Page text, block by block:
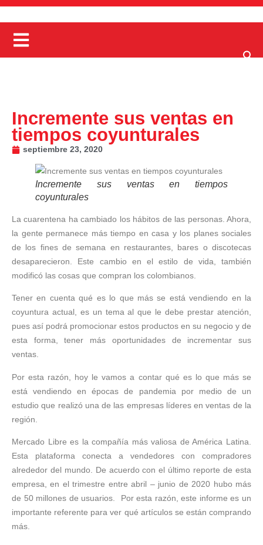
Incremente sus ventas en
tiempos coyunturales
septiembre 23, 2020
Incremente sus ventas en tiempos
coyunturales
La cuarentena ha cambiado los hábitos de las personas. Ahora,
la gente permanece más tiempo en casa y los planes sociales
de los fines de semana en restaurantes, bares o discotecas
desaparecieron. Este cambio en el estilo de vida, también
modificó las cosas que compran los colombianos.
Tener en cuenta qué es lo que más se está vendiendo en la
coyuntura actual, es un tema al que le debe prestar atención,
pues así podrá promocionar estos productos en su negocio y de
esta forma, tener más oportunidades de incrementar sus
ventas.
Por esta razón, hoy le vamos a contar qué es lo que más se
está vendiendo en épocas de pandemia por medio de un
estudio que realizó una de las empresas líderes en ventas de la
región.
Mercado Libre es la compañía más valiosa de América Latina.
Esta plataforma conecta a vendedores con compradores
alrededor del mundo. De acuerdo con el último reporte de esta
empresa, en el trimestre entre abril – junio de 2020 hubo más
de 50 millones de usuarios. Por esta razón, este informe es un
importante referente para ver qué artículos se están comprando
más.